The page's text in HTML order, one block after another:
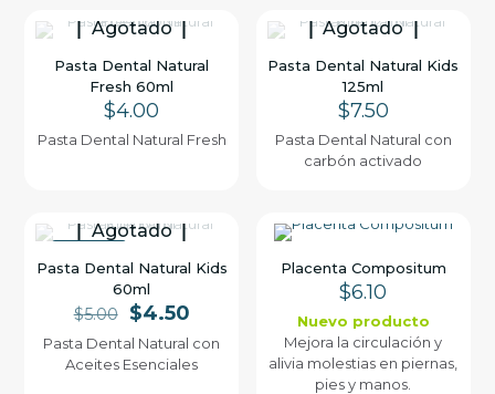
Agotado
Pasta Dental Natural
Fresh 60ml
$4.00
Pasta Dental Natural Fresh
Agotado
Pasta Dental Natural Kids
125ml
$7.50
Pasta Dental Natural con
carbón activado
Agotado
Pasta Dental Natural Kids
60ml
$5.00
El
precio
original
era:
$4.50El
actual
es:
Pasta Dental Natural con
Aceites Esenciales
Placenta Compositum
$6.10
Nuevo producto
Mejora la circulación y
alivia molestias en piernas,
pies y manos.